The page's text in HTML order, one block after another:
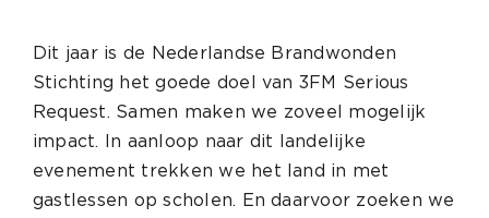
Dit jaar is de Nederlandse Brandwonden
Stichting het goede doel van 3FM Serious
Request. Samen maken we zoveel mogelijk
impact. In aanloop naar dit landelijke
evenement trekken we het land in met
gastlessen op scholen. En daarvoor zoeken we